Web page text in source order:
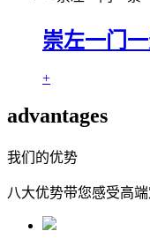
崇左一门
+
advantages
我们的优势
八大优势带您感受高